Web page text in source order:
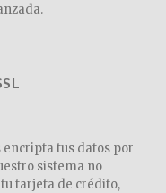
tus datos por
sistema no
tarjeta de crédito,